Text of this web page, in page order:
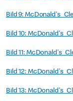
Bild 9:
Bild 10:
Bild 11:
Bild 12:
Bild 13: